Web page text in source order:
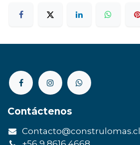
Contáctenos
Contacto@construlomas.cl